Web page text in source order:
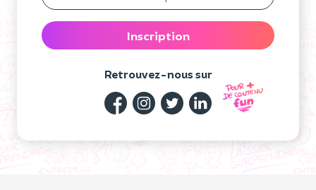
Inscription
Retrouvez-nous sur